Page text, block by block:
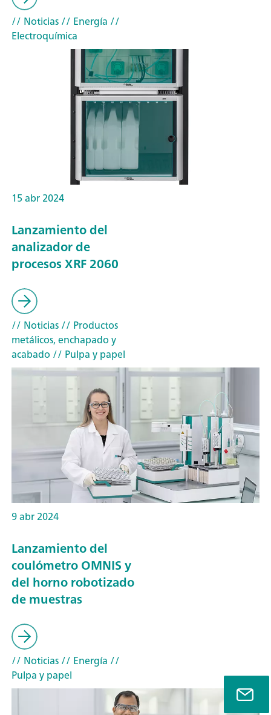
// Noticias// Energía //
Electroquímica
15 abr 2024
Lanzamiento del
analizador de
procesos XRF 2060
// Noticias// Productos
metálicos, enchapado y
acabado // Pulpa y papel
9 abr 2024
Lanzamiento del
coulómetro OMNIS y
del horno robotizado
de muestras
// Noticias// Energía //
Pulpa y papel